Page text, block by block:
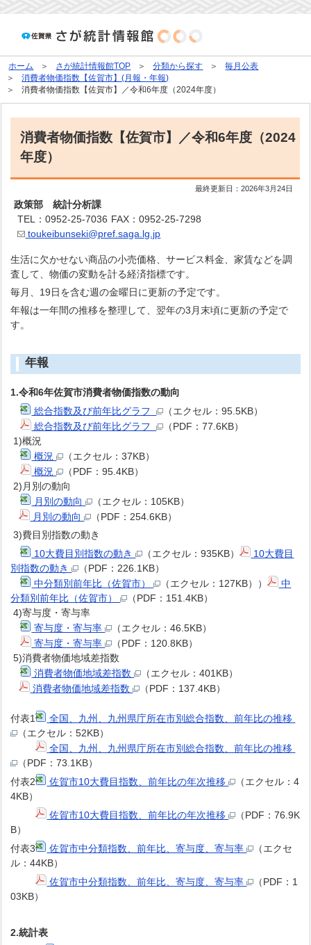
ホーム さが統計情報館TOP 分類から探す
毎月公表
消費者物価指数【佐賀市】(月報・年報)
消費者物価指数【佐賀市】／令和6年度（2024年度）
消費者物価指数【佐賀市】／令和6年度（2024
年度）
最終更新日：2026年3月24日
政策部 統計分析課
TEL：0952-25-7036 FAX：0952-25-7298
toukeibunseki@pref.saga.lg.jp
生活に欠かせない商品の小売価格、サービス料金、家賃などを調
査して、物価の変動を計る経済指標です。
毎月、19日を含む週の金曜日に更新の予定です。
年報は一年間の推移を整理して、翌年の3月末頃に更新の予定で
す。
年報
1.令和6年佐賀市消費者物価指数の動向
総合指数及び前年比グラフ
（エクセル：95.5KB）
総合指数及び前年比グラフ
（PDF：77.6KB）
1)概況
概況
（エクセル：37KB）
概況
（PDF：95.4KB）
2)月別の動向
月別の動向
（エクセル：105KB）
月別の動向
（PDF：254.6KB）
3)費目別指数の動き
10大費目別指数の動き
（エクセル：935KB）
10大費目
別指数の動き
（PDF：226.1KB）
中分類別前年比（佐賀市）
（エクセル：127KB））
中
分類別前年比（佐賀市）
（PDF：151.4KB）
4)寄与度・寄与率
寄与度・寄与率
（エクセル：46.5KB）
寄与度・寄与率
（PDF：120.8KB）
5)消費者物価地域差指数
消費者物価地域差指数
（エクセル：401KB）
消費者物価地域差指数
（PDF：137.4KB）
付表1
全国、九州、九州県庁所在市別総合指数、前年比の推移
（エクセル：52KB）
全国、九州、九州県庁所在市別総合指数、前年比の推移
（PDF：73.1KB）
付表2
佐賀市10大費目指数、前年比の年次推移
（エクセル：4
4KB）
佐賀市10大費目指数、前年比の年次推移
（PDF：76.9K
B）
付表3
佐賀市中分類指数、前年比、寄与度、寄与率
（エクセ
ル：44KB）
佐賀市中分類指数、前年比、寄与度、寄与率
（PDF：1
03KB）
2.統計表